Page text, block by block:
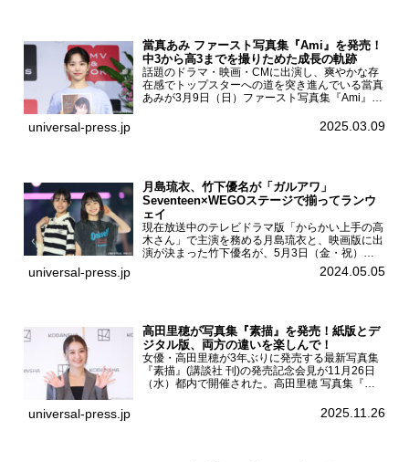
當真あみ ファースト写真集『Ami』を発売！
中3から高3までを撮りためた成長の軌跡
話題のドラマ・映画・CMに出演し、爽やかな存
在感でトップスターへの道を突き進んでいる當真
あみが3月9日（日）ファースト写真集『Ami』
BOOKS SHIBUYAで開催した。當真あみファース
universal-press.jp 2025.03.09
月島琉衣、竹下優名が「ガルアワ」
Seventeen×WEGOステージで揃ってランウ
ェイ
現在放送中のテレビドラマ版「からかい上手の高
木さん」で主演を務める月島琉衣と、映画版に出
演が決まった竹下優名が、5月3日（金・祝）東
京・国立代々木競技場第一体育館で開催されたフ
ァッション&音楽イベント『Rakuten GirlsAward
universal-press.jp 2024.05.05
高田里穂が写真集『素描』を発売！紙版とデ
ジタル版、両方の違いを楽しんで！
女優・高田里穂が3年ぶりに発売する最新写真集
『素描』(講談社 刊)の発売記念会見が11月26日
（水）都内で開催された。高田里穂 写真集『素
あなたです』(読売テレビ)に出演するなど女優と
universal-press.jp 2025.11.26